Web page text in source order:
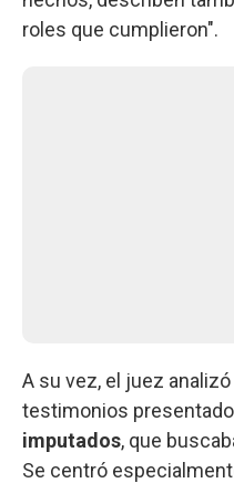
roles que cumplieron".
A su vez, el juez
testimonios
imputados, que
Se centró